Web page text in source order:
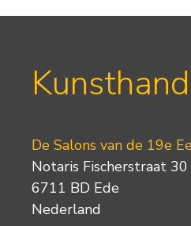
De Salons van de 19e
Notaris Fischerstraat 30
6711 BD Ede
Nederland